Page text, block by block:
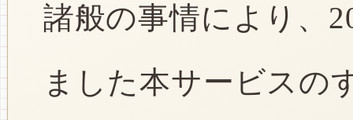
諸般の事情により、
ました本サービスの